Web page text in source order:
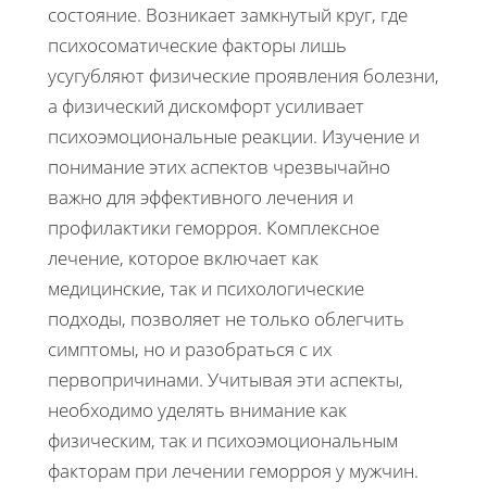
состояние. Возникает замкнутый круг, где
психосоматические факторы лишь
усугубляют физические проявления болезни,
а физический дискомфорт усиливает
психоэмоциональные реакции. Изучение и
понимание этих аспектов чрезвычайно
важно для эффективного лечения и
профилактики геморроя. Комплексное
лечение, которое включает как
медицинские, так и психологические
подходы, позволяет не только облегчить
симптомы, но и разобраться с их
первопричинами. Учитывая эти аспекты,
необходимо уделять внимание как
физическим, так и психоэмоциональным
факторам при лечении геморроя у мужчин.